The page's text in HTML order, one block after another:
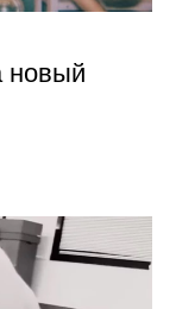
новый